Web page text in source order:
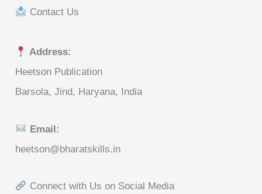
Contact Us
Address:
Heetson Publication
Barsola, Jind, Haryana, India
Email:
heetson@bharatskills.in
Connect with Us on Social Media